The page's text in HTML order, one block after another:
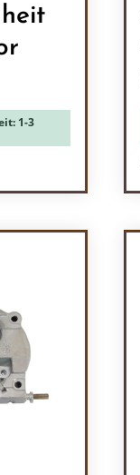
1-3